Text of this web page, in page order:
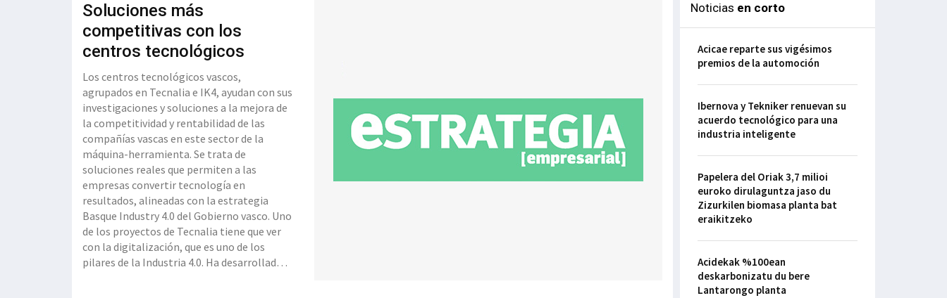
Soluciones más
competitivas con los
centros tecnológicos
Los centros tecnológicos vascos,
agrupados en Tecnalia e IK4, ayudan con sus
investigaciones y soluciones a la mejora de
la competitividad y rentabilidad de las
compañías vascas en este sector de la
máquina-herramienta. Se trata de
soluciones reales que permiten a las
empresas convertir tecnología en
resultados, alineadas con la estrategia
Basque Industry 4.0 del Gobierno vasco. Uno
de los proyectos de Tecnalia tiene que ver
con la digitalización, que es uno de los
pilares de la Industria 4.0. Ha desarrollado
Noticias en corto
Acicae reparte sus vigésimos
premios de la automoción
Ibernova y Tekniker renuevan su
acuerdo tecnológico para una
industria inteligente
Papelera del Oriak 3,7 milioi
euroko dirulaguntza jaso du
Zizurkilen biomasa planta bat
eraikitzeko
Acidekak %100ean
deskarbonizatu du bere
Lantarongo planta